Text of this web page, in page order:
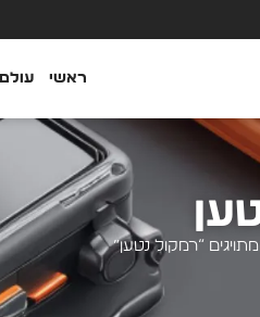
ראשי
“רמקול נטען”